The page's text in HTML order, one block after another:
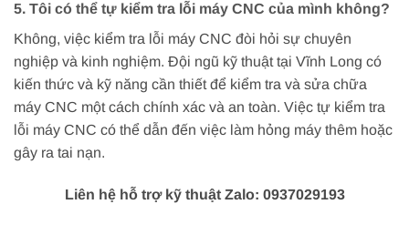
5. Tôi có thể tự kiểm tra lỗi máy CNC của mình không?
Không, việc kiểm tra lỗi máy CNC đòi hỏi sự chuyên
nghiệp và kinh nghiệm. Đội ngũ kỹ thuật tại Vĩnh Long có
kiến thức và kỹ năng cần thiết để kiểm tra và sửa chữa
máy CNC một cách chính xác và an toàn. Việc tự kiểm tra
lỗi máy CNC có thể dẫn đến việc làm hỏng máy thêm hoặc
gây ra tai nạn.
Liên hệ hỗ trợ kỹ thuật Zalo: 0937029193